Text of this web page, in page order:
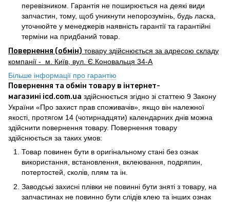
перевізником. Гарантія не поширюється на деякі види
запчастин, тому, щоб уникнути непорозумінь, будь ласка,
уточнюйте у менеджерів наявність гарантії та гарантійні
терміни на придбаний товар.
Повернення (обмін) товару здійснюється за адресою складу
компанії - м. Київ, вул. Є.Коновальця 34-А
Більше інформації про гарантію
Повернення та обмін товару в інтернет-
магазині icd.com.ua здійснюється згідно зі статтею 9 Закону
України «Про захист прав споживачів», якщо він належної
якості, протягом 14 (чотирнадцяти) календарних днів можна
здійснити повернення товару. Повернення товару
здійснюється за таких умов:
Товар повинен бути в оригінальному стані без ознак
використання, встановлення, вклеювання, подряпин,
потертостей, сколів, плям та ін.
Заводські захисні плівки не повинні бути зняті з товару, на
запчастинах не повинно бути слідів клею та інших ознак